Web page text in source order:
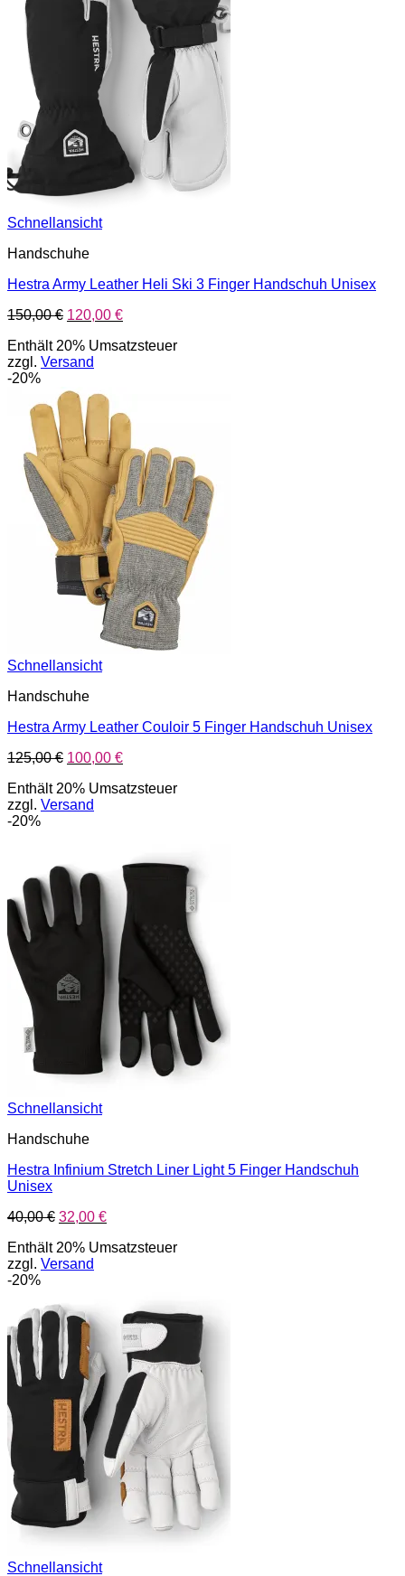
Schnellansicht
Handschuhe
Hestra Army Leather Heli Ski 3 Finger Handschuh Unisex
150,00€ Ursprünglicher
war:
150,00 €
120,00 €Aktueller
ist:
Enthält 20% Umsatzsteuer
zzgl. Versand
-20%
Schnellansicht
Handschuhe
Hestra Army Leather Couloir 5 Finger Handschuh Unisex
125,00€ Ursprünglicher
war:
125,00 €
100,00 €Aktueller
ist:
Enthält 20% Umsatzsteuer
zzgl. Versand
-20%
Schnellansicht
Handschuhe
Hestra Infinium Stretch Liner Light 5 Finger Handschuh
Unisex
40,00€ Ursprünglicher
war:
40,00 €
32,00 €Aktueller
ist:
Enthält 20% Umsatzsteuer
zzgl. Versand
-20%
Schnellansicht